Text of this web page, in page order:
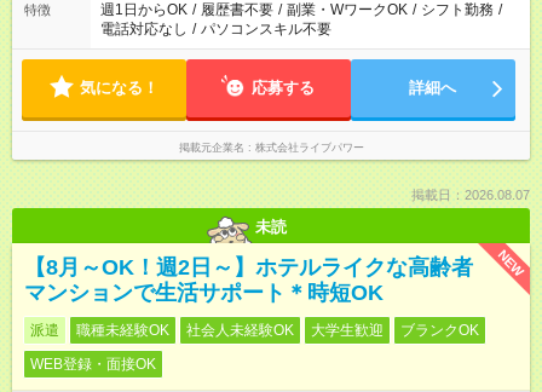
特徴 週1日からOK / 履歴書不要 / 副業・WワークOK / シフト勤務 /
電話対応なし / パソコンスキル不要
気になる！ 応募する 詳細へ
掲載元企業名 株式会社ライブパワー
掲載日：2026.08.07
未読
NEW
【8月～OK！週2日～】ホテルライクな高齢者
マンションで生活サポート＊時短OK
派遣 職種未経験OK 社会人未経験OK 大学生歓迎
ブランクOK
WEB登録・面接OK